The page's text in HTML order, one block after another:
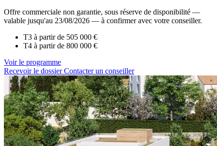
Offre commerciale non garantie, sous réserve de disponibilité —
valable jusqu'au 23/08/2026 — à confirmer avec votre conseiller.
T3 à partir de 505 000 €
T4 à partir de 800 000 €
Voir le programme
Recevoir le dossierContacter un conseiller